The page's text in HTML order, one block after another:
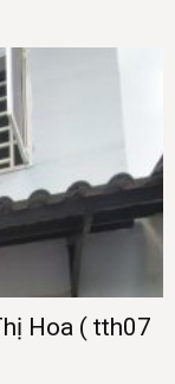
Hoa ( tth07